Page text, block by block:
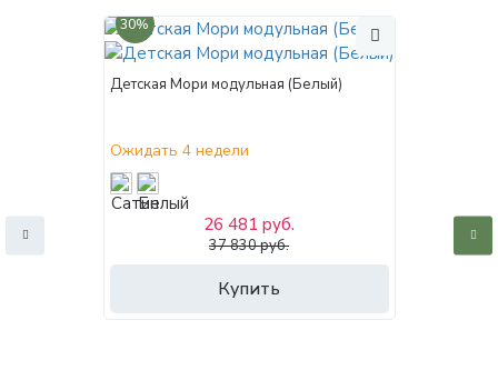
30%
Детская Мори модульная (Белый)
Ожидать 4 недели
Купить
26 481 руб.
37 830 руб.